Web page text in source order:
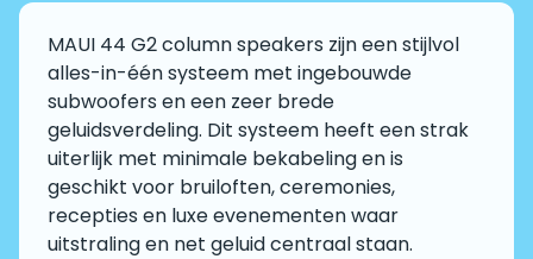
MAUI 44 G2 column speakers zijn een stijlvol
alles-in-één systeem met ingebouwde
subwoofers en een zeer brede
geluidsverdeling. Dit systeem heeft een strak
uiterlijk met minimale bekabeling en is
geschikt voor bruiloften, ceremonies,
recepties en luxe evenementen waar
uitstraling en net geluid centraal staan.